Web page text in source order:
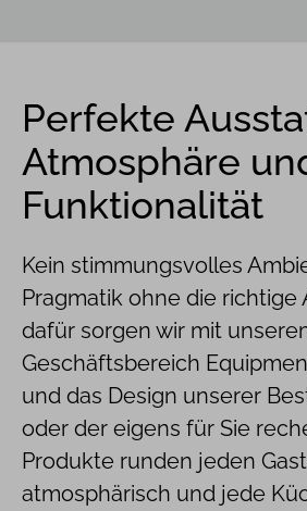
Perfekte
Atmosphäre
Funktionalität
Kein stimmungsvolles
Pragmatik ohne die richtige
dafür sorgen wir mit
Geschäftsbereich
und das Design unserer
oder der eigens für Sie
Produkte runden jeden
atmosphärisch und jede